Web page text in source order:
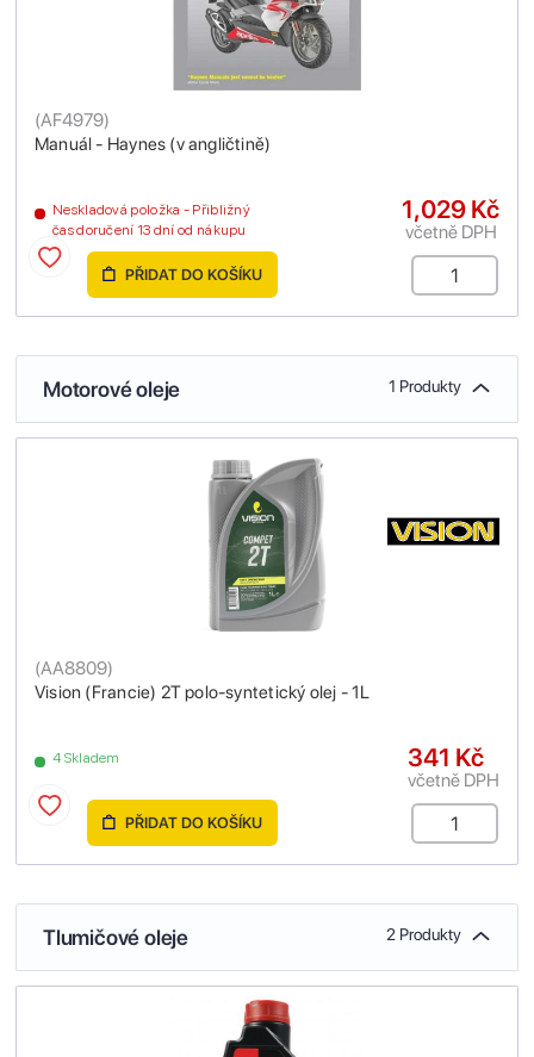
Manuál - Haynes (v angličtině)
(AF4979)
Neskladová položka - Přibližný
čas doručení 13 dní od nákupu
1,029 Kč
včetně DPH
PŘIDAT DO KOŠÍKU
Motorové oleje 1 Produkty
Vision (Francie) 2T polo-syntetický olej - 1L
(AA8809)
4 Skladem 341 Kč
včetně DPH
PŘIDAT DO KOŠÍKU
Tlumičové oleje 2 Produkty